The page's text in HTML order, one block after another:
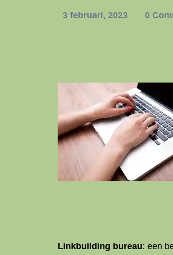
3 februari, 2023 0
Linkbuilding bureau: een